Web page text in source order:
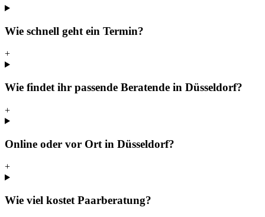
Wie schnell geht ein Termin?
+
Wie findet ihr passende Beratende in Düsseldorf?
+
Online oder vor Ort in Düsseldorf?
+
Wie viel kostet Paarberatung?